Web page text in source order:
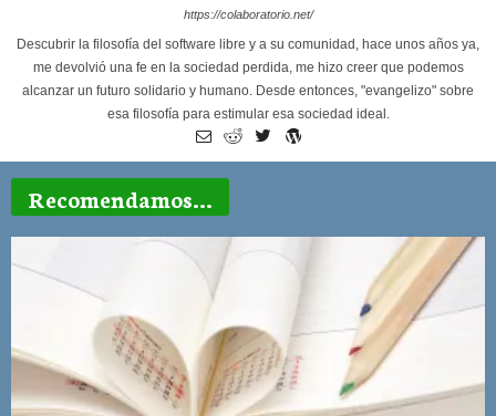
https://colaboratorio.net/
Descubrir la filosofía del software libre y a su comunidad, hace unos años ya,
me devolvió una fe en la sociedad perdida, me hizo creer que podemos
alcanzar un futuro solidario y humano. Desde entonces, "evangelizo" sobre
esa filosofía para estimular esa sociedad ideal.
Recomendamos...